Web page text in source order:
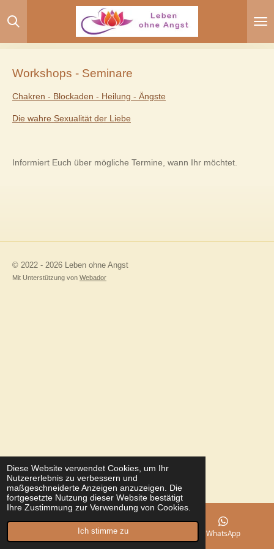
Diese Website verwendet Cookies, um Ihr
Nutzererlebnis zu verbessern und
maßgeschneiderte Anzeigen anzuzeigen. Die
fortgesetzte Nutzung dieser Website bestätigt
Ihre Zustimmung zur Verwendung von Cookies.
Ich stimme zu
Hauptinhalt
Workshops - Seminare
Chakren - Blockaden - Heilung - Ängste
Die wahre Sexualität der Liebe
Informiert Euch über mögliche Termine, wann Ihr möchtet.
© 2022 - 2026 Leben ohne Angst
Mit Unterstützung von Webador
Telefon WhatsApp